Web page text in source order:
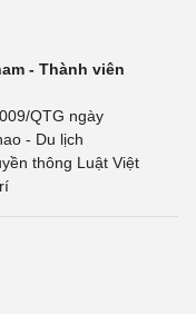
- Thành viên
QTG ngày
- Du lịch
thông Luật Việt